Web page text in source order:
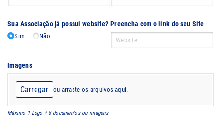
Sua Associação já possui website?
Sim Não
Preencha com o link do seu Site
Imagens
Carregar ou arraste os arquivos aqui.
Máximo 1 Logo + 8 documentos ou imagens